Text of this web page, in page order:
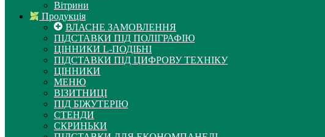
Вітрини
Продукція
ВЛАСНЕ ЗАМОВЛЕННЯ
ПІДСТАВКИ ПІД ПОЛІГРАФІЮ
ЦІННИКИ L-ПОДІБНІ
ПІДСТАВКИ ПІД ЦИФРОВУ ТЕХНІКУ
ЦІННИКИ
МЕНЮ
ВІЗИТНИЦІ
ПІД БІЖУТЕРІЮ
СТЕНДИ
СКРИНЬКИ